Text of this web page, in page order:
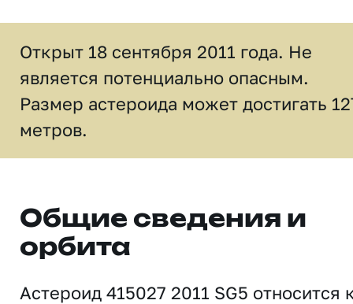
Открыт 18 сентября 2011 года. Не
является потенциально опасным.
Размер астероида может достигать
метров.
Общие сведения и
орбита
Астероид 415027 2011 SG5 относится